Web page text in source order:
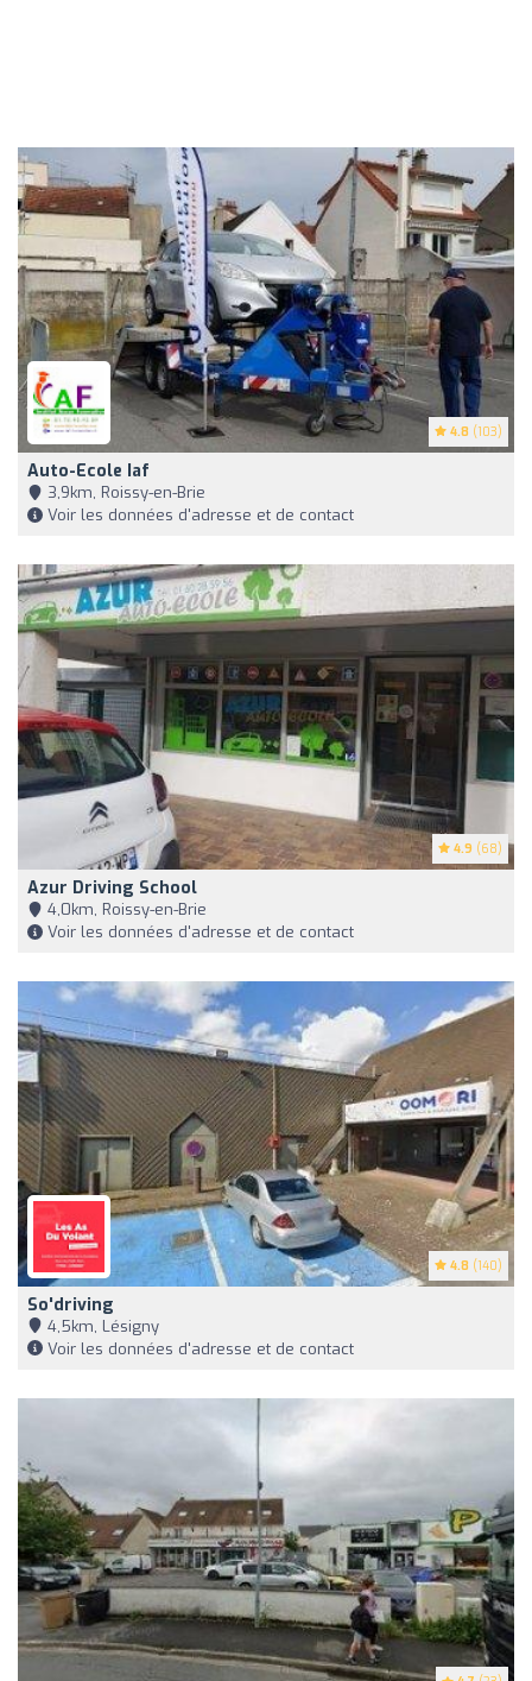
4.8 (103)
Auto-Ecole Iaf
3,9km, Roissy-en-Brie
Voir les données d'adresse et de contact
4.9 (68)
Azur Driving School
4,0km, Roissy-en-Brie
Voir les données d'adresse et de contact
4.8 (140)
So'driving
4,5km, Lésigny
Voir les données d'adresse et de contact